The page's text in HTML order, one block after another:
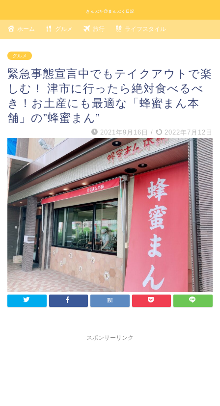
きんぶた◎まんぷく日記
ホーム グルメ 旅行 ライフスタイル
グルメ
緊急事態宣言中でもテイクアウトで楽
しむ！ 津市に行ったら絶対食べるべ
き！お土産にも最適な「蜂蜜まん本
舗」の”蜂蜜まん”
2021年9月16日 / 2022年7月12日
スポンサーリンク